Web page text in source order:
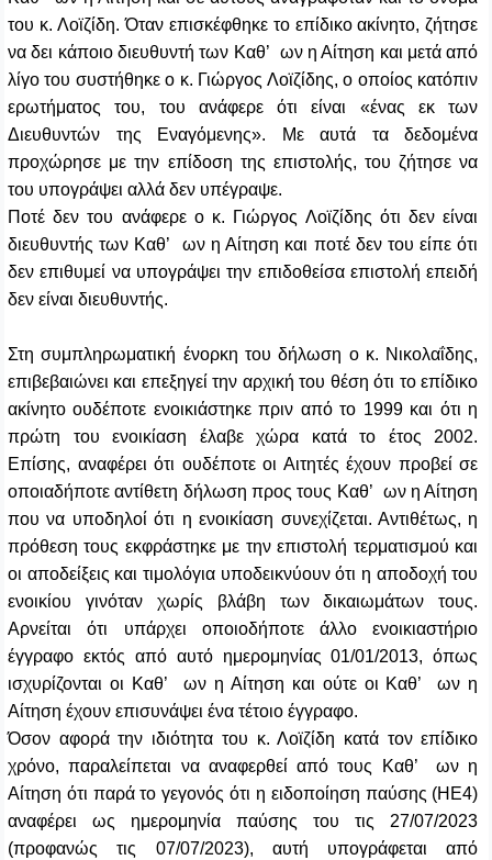
του κ. Λοϊζίδη. Όταν επισκέφθηκε το επίδικο ακίνητο, ζήτησε
να δει κάποιο διευθυντή των Καθ’ ων η Αίτηση και μετά από
λίγο του συστήθηκε ο κ. Γιώργος Λοϊζίδης, ο οποίος κατόπιν
ερωτήματος του, του ανάφερε ότι είναι «ένας εκ των
Διευθυντών της Εναγόμενης». Με αυτά τα δεδομένα
προχώρησε με την επίδοση της επιστολής, του ζήτησε να
του υπογράψει αλλά δεν υπέγραψε.
Ποτέ δεν του ανάφερε ο κ. Γιώργος Λοϊζίδης ότι δεν είναι
διευθυντής των Καθ’ ων η Αίτηση και ποτέ δεν του είπε ότι
δεν επιθυμεί να υπογράψει την επιδοθείσα επιστολή επειδή
δεν είναι διευθυντής.
Στη συμπληρωματική ένορκη του δήλωση ο κ. Νικολαΐδης,
επιβεβαιώνει και επεξηγεί την αρχική του θέση ότι το επίδικο
ακίνητο ουδέποτε ενοικιάστηκε πριν από το 1999 και ότι η
πρώτη του ενοικίαση έλαβε χώρα κατά το έτος 2002.
Επίσης, αναφέρει ότι ουδέποτε οι Αιτητές έχουν προβεί σε
οποιαδήποτε αντίθετη δήλωση προς τους Καθ’ ων η Αίτηση
που να υποδηλοί ότι η ενοικίαση συνεχίζεται. Αντιθέτως, η
πρόθεση τους εκφράστηκε με την επιστολή τερματισμού και
οι αποδείξεις και τιμολόγια υποδεικνύουν ότι η αποδοχή του
ενοικίου γινόταν χωρίς βλάβη των δικαιωμάτων τους.
Αρνείται ότι υπάρχει οποιοδήποτε άλλο ενοικιαστήριο
έγγραφο εκτός από αυτό ημερομηνίας 01/01/2013, όπως
ισχυρίζονται οι Καθ’ ων η Αίτηση και ούτε οι Καθ’ ων η
Αίτηση έχουν επισυνάψει ένα τέτοιο έγγραφο.
Όσον αφορά την ιδιότητα του κ. Λοϊζίδη κατά τον επίδικο
χρόνο, παραλείπεται να αναφερθεί από τους Καθ’ ων η
Αίτηση ότι παρά το γεγονός ότι η ειδοποίηση παύσης (ΗΕ4)
αναφέρει ως ημερομηνία παύσης του τις 27/07/2023
(προφανώς τις 07/07/2023), αυτή υπογράφεται από